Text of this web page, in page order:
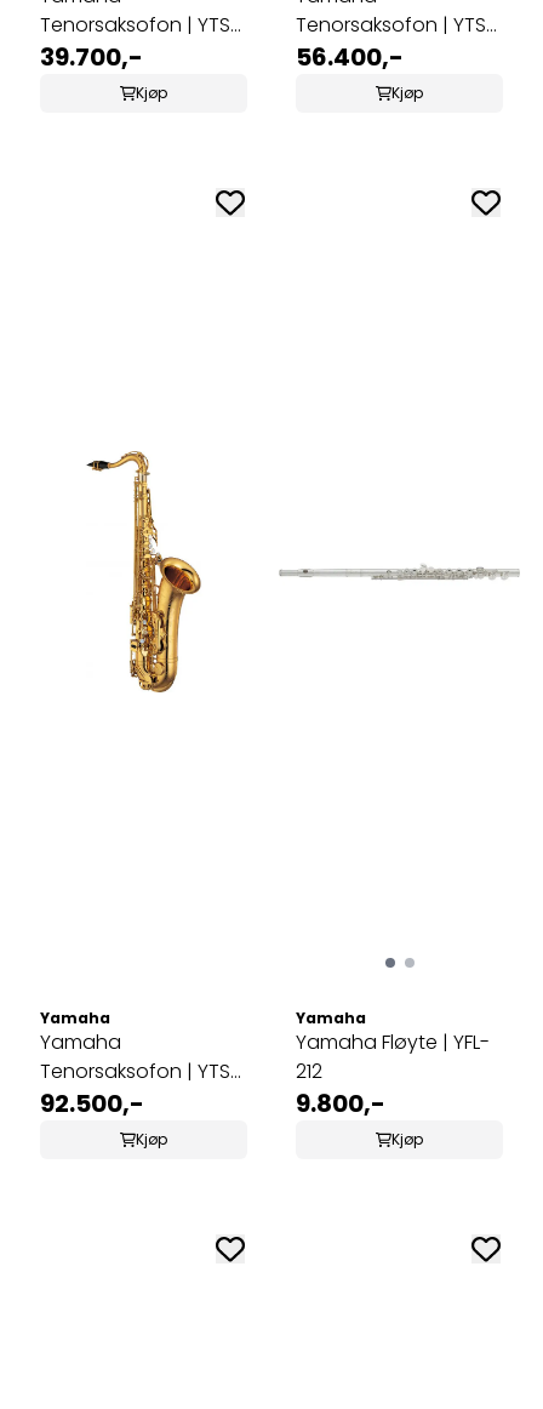
Tenorsaksofon | YTS-
480
39.700,-
Kjøp
Tenorsaksofon | YTS-
62
56.400,-
Kjøp
Yamaha
Yamaha
Tenorsaksofon | YTS-
875EX
92.500,-
Kjøp
Yamaha
Yamaha Fløyte | YFL-
212
9.800,-
Kjøp